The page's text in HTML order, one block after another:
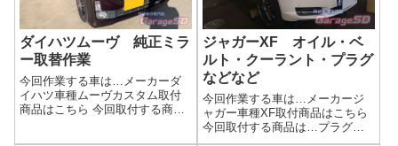
ダイハツムーヴ 純正ミラ
ー取替作業
今回作業する車は…メーカーダ
イハツ車種ムーヴカスタム取付
商品はこちら 今回取付する商品
ジャガーXF オイル・ベ
ルト・クーラント・プラグ
などなど
今回作業する車は…メーカージ
ャガー車種XF取付商品はこちら
今回取付する商品は…プラグ
ベルト ホース類画像以外に